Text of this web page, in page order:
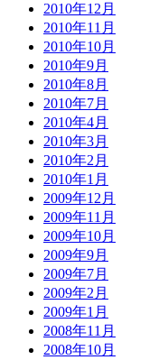
2010年12月
2010年11月
2010年10月
2010年9月
2010年8月
2010年7月
2010年4月
2010年3月
2010年2月
2010年1月
2009年12月
2009年11月
2009年10月
2009年9月
2009年7月
2009年2月
2009年1月
2008年11月
2008年10月